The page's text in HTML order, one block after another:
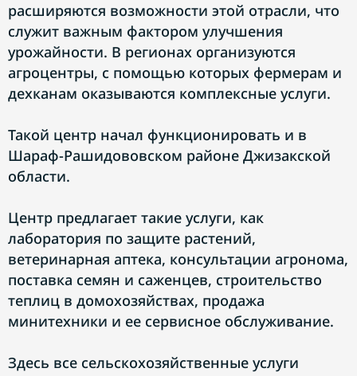
расширяются возможности этой отрасли, что
служит важным фактором улучшения
урожайности. В регионах организуются
агроцентры, с помощью которых фермерам и
дехканам оказываются комплексные услуги.
Такой центр начал функционировать и в
Шараф-Рашидововском районе Джизакской
области.
Центр предлагает такие услуги, как
лаборатория по защите растений,
ветеринарная аптека, консультации агронома,
поставка семян и саженцев, строительство
теплиц в домохозяйствах, продажа
минитехники и ее сервисное обслуживание.
Здесь все сельскохозяйственные услуги